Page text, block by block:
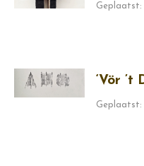
Geplaatst:
‘Vör ’t
Geplaatst: